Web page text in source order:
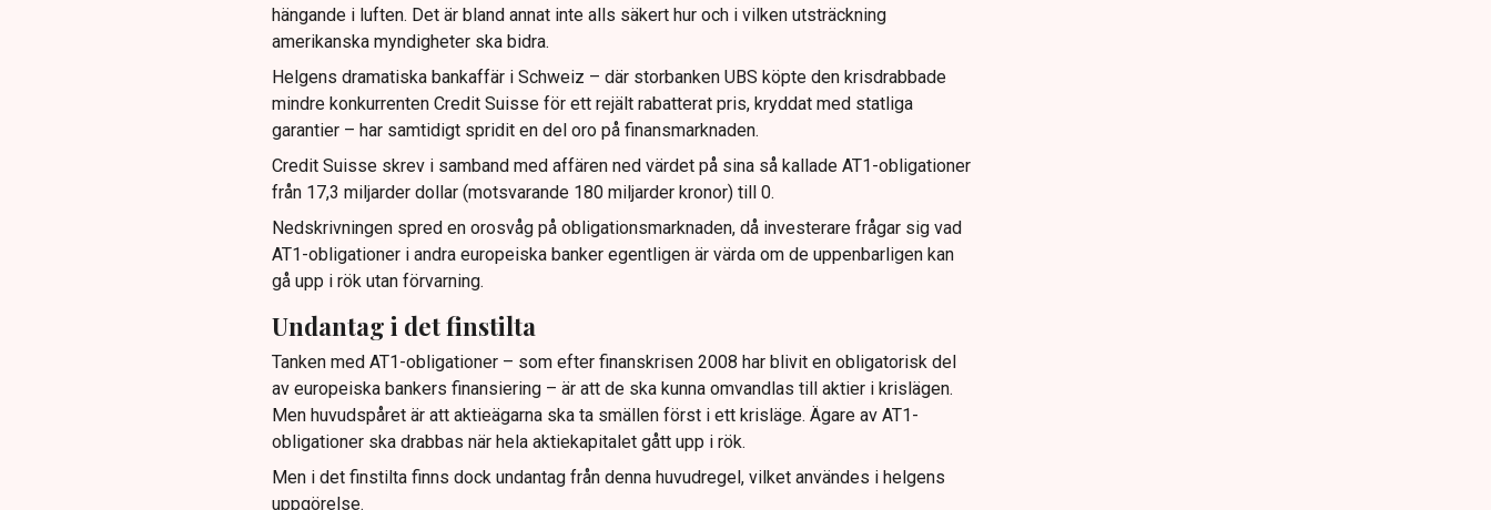
hängande i luften. Det är bland annat inte alls säkert hur och i vilken utsträckning
amerikanska myndigheter ska bidra.
Helgens dramatiska bankaffär i Schweiz – där storbanken UBS köpte den krisdrabbade
mindre konkurrenten Credit Suisse för ett rejält rabatterat pris, kryddat med statliga
garantier – har samtidigt spridit en del oro på finansmarknaden.
Credit Suisse skrev i samband med affären ned värdet på sina så kallade AT1-obligationer
från 17,3 miljarder dollar (motsvarande 180 miljarder kronor) till 0.
Nedskrivningen spred en orosvåg på obligationsmarknaden, då investerare frågar sig vad
AT1-obligationer i andra europeiska banker egentligen är värda om de uppenbarligen kan
gå upp i rök utan förvarning.
Undantag i det finstilta
Tanken med AT1-obligationer – som efter finanskrisen 2008 har blivit en obligatorisk del
av europeiska bankers finansiering – är att de ska kunna omvandlas till aktier i krislägen.
Men huvudspåret är att aktieägarna ska ta smällen först i ett krisläge. Ägare av AT1-
obligationer ska drabbas när hela aktiekapitalet gått upp i rök.
Men i det finstilta finns dock undantag från denna huvudregel, vilket användes i helgens
uppgörelse.